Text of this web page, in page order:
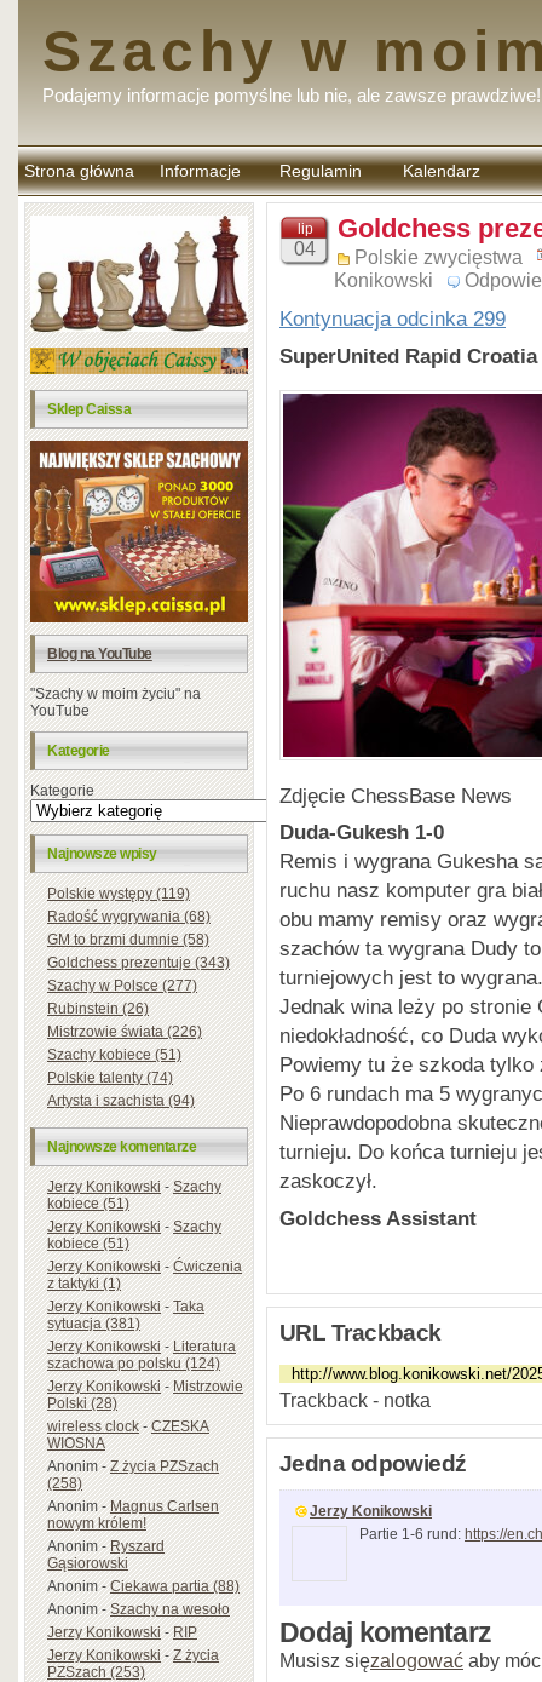
Szachy w
Podajemy informacje pomyślne lub nie, ale zawsze prawdziwe!
Strona główna Informacje Regulamin
komentarzy
Kalendarz
Sklep Caissa
Blog na YouTube
"Szachy w moim życiu" na
YouTube
Kategorie
Kategorie
Najnowsze wpisy
Polskie występy (119)
Radość wygrywania (68)
GM to brzmi dumnie (58)
Goldchess prezentuje (343)
Szachy w Polsce (277)
Rubinstein (26)
Mistrzowie świata (226)
Szachy kobiece (51)
Polskie talenty (74)
Artysta i szachista (94)
Najnowsze komentarze
Jerzy Konikowski-Szachy
kobiece (51)
Jerzy Konikowski-Szachy
kobiece (51)
Jerzy Konikowski-Ćwiczenia
z taktyki (1)
Jerzy Konikowski-Taka
sytuacja (381)
Jerzy Konikowski-Literatura
szachowa po polsku (124)
Jerzy Konikowski-Mistrzowie
Polski (28)
wireless clock-CZESKA
WIOSNA
Anonim-Z życia PZSzach
(258)
Anonim-Magnus Carlsen
nowym królem!
Anonim-Ryszard
Gąsiorowski
Anonim-Ciekawa partia (88)
Anonim-Szachy na wesoło
Jerzy Konikowski-RIP
Jerzy Konikowski-Z życia
PZSzach (253)
lip
04
Goldchess
Polskie zwycięstwa
Konikowski
Kontynuacja odcinka 299
SuperUnited Rapid
Zdjęcie ChessBase News
Duda-Gukesh 1-0
Remis i wygrana Gukesha
ruchu nasz komputer gra
obu mamy remisy oraz
szachów ta wygrana Dudy
turniejowych jest to
Jednak wina leży po stronie
niedokładność, co Duda
Powiemy tu że szkoda tylko
Po 6 rundach ma 5
Nieprawdopodobna
turnieju. Do końca turnieju
zaskoczył.
Goldchess Assistant
URL Trackback
Trackback - notka
Jedna odpowiedź
Jerzy Konikowski
Partie 1-6 rund: https://
Dodaj komentarz
Musisz sięzalogować aby